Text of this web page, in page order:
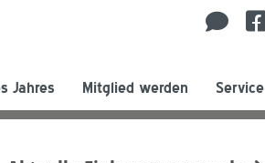
Jahres Mitglied werden Service